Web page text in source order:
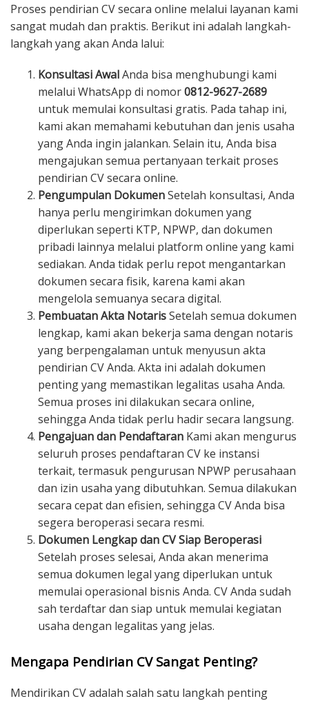
Proses pendirian CV secara online melalui layanan kami
sangat mudah dan praktis. Berikut ini adalah langkah-
langkah yang akan Anda lalui:
Konsultasi AwalAnda bisa menghubungi kami
melalui WhatsApp di nomor0812-9627-2689
untuk memulai konsultasi gratis. Pada tahap ini,
kami akan memahami kebutuhan dan jenis usaha
yang Anda ingin jalankan. Selain itu, Anda bisa
mengajukan semua pertanyaan terkait proses
pendirian CV secara online.
Pengumpulan DokumenSetelah konsultasi, Anda
hanya perlu mengirimkan dokumen yang
diperlukan seperti KTP, NPWP, dan dokumen
pribadi lainnya melalui platform online yang kami
sediakan. Anda tidak perlu repot mengantarkan
dokumen secara fisik, karena kami akan
mengelola semuanya secara digital.
Pembuatan Akta NotarisSetelah semua dokumen
lengkap, kami akan bekerja sama dengan notaris
yang berpengalaman untuk menyusun akta
pendirian CV Anda. Akta ini adalah dokumen
penting yang memastikan legalitas usaha Anda.
Semua proses ini dilakukan secara online,
sehingga Anda tidak perlu hadir secara langsung.
Pengajuan dan Pendaftaran Kami akan mengurus
seluruh proses pendaftaran CV ke instansi
terkait, termasuk pengurusan NPWP perusahaan
dan izin usaha yang dibutuhkan. Semua dilakukan
secara cepat dan efisien, sehingga CV Anda bisa
segera beroperasi secara resmi.
Dokumen Lengkap dan CV Siap Beroperasi
Setelah proses selesai, Anda akan menerima
semua dokumen legal yang diperlukan untuk
memulai operasional bisnis Anda. CV Anda sudah
sah terdaftar dan siap untuk memulai kegiatan
usaha dengan legalitas yang jelas.
Mengapa Pendirian CV Sangat Penting?
Mendirikan CV adalah salah satu langkah penting